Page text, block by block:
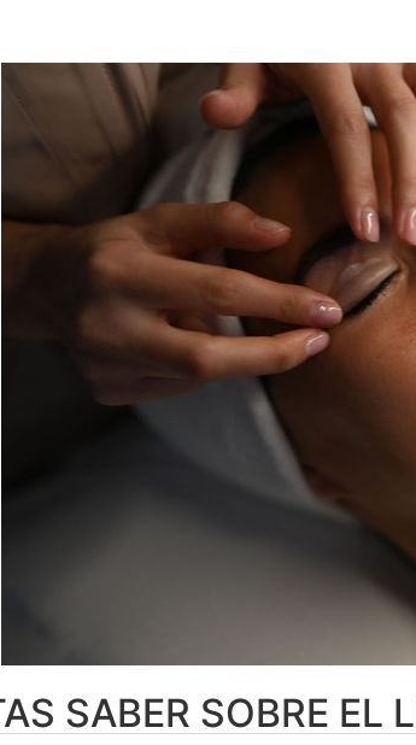
SABER SOBRE EL